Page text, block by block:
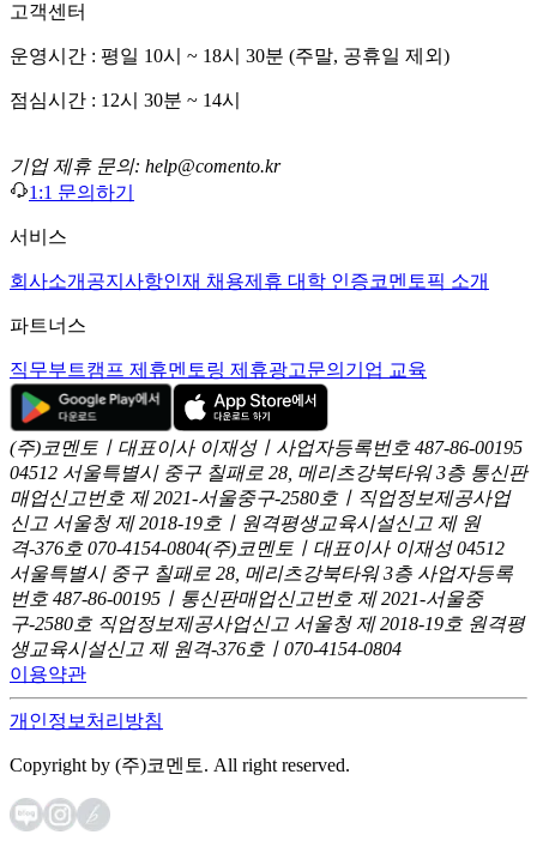
고객센터
운영시간 : 평일 10시 ~ 18시 30분 (주말, 공휴일 제외)
점심시간 : 12시 30분 ~ 14시
기업 제휴 문의: help@comento.kr
1:1 문의하기
서비스
회사소개 공지사항인재 채용제휴 대학 인증코멘토픽 소개
파트너스
직무부트캠프 제휴멘토링 제휴광고문의 기업 교육
(주)코멘토ㅣ대표이사 이재성ㅣ사업자등록번호 487-86-00195
04512 서울특별시 중구 칠패로 28, 메리츠강북타워 3층 통신판
매업신고번호 제 2021-서울중구-2580호ㅣ직업정보제공사업
신고 서울청 제 2018-19호ㅣ원격평생교육시설신고 제 원
격-376호 070-4154-0804(주)코멘토ㅣ대표이사 이재성 04512
서울특별시 중구 칠패로 28, 메리츠강북타워 3층 사업자등록
번호 487-86-00195ㅣ통신판매업신고번호 제 2021-서울중
구-2580호 직업정보제공사업신고 서울청 제 2018-19호 원격평
생교육시설신고 제 원격-376호ㅣ070-4154-0804
이용약관
개인정보처리방침
Copyright by (주)코멘토. All right reserved.